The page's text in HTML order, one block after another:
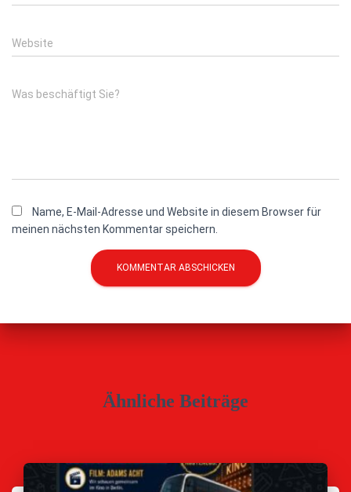
Website
Was beschäftigt Sie?
Name, E-Mail-Adresse und Website in diesem Browser für
meinen nächsten Kommentar speichern.
Ähnliche Beiträge